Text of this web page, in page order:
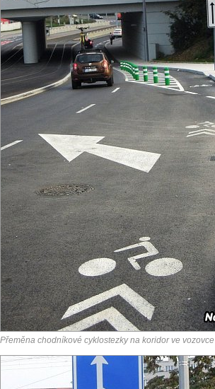
Přeměna chodníkové cyklostezky na koridor ve vozovce